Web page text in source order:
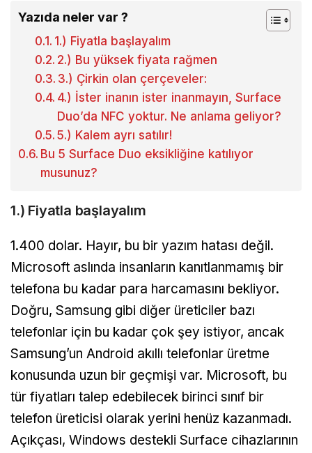
Yazıda neler var ?
1.) Fiyatla başlayalım
2.) Bu yüksek fiyata rağmen
3.) Çirkin olan çerçeveler:
4.) İster inanın ister inanmayın, Surface
Duo’da NFC yoktur. Ne anlama geliyor?
5.) Kalem ayrı satılır!
Bu 5 Surface Duo eksikliğine katılıyor
musunuz?
1.) Fiyatla başlayalım
1.400 dolar. Hayır, bu bir yazım hatası değil.
Microsoft aslında insanların kanıtlanmamış bir
telefona bu kadar para harcamasını bekliyor.
Doğru, Samsung gibi diğer üreticiler bazı
telefonlar için bu kadar çok şey istiyor, ancak
Samsung’un Android akıllı telefonlar üretme
konusunda uzun bir geçmişi var. Microsoft, bu
tür fiyatları talep edebilecek birinci sınıf bir
telefon üreticisi olarak yerini henüz kazanmadı.
Açıkçası, Windows destekli Surface cihazlarının